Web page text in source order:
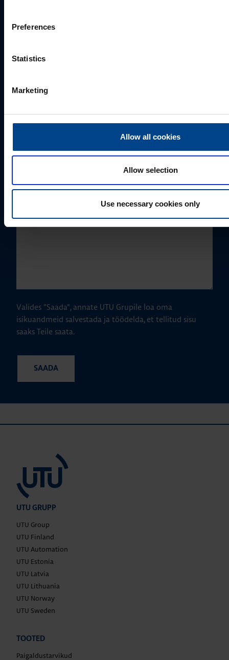
Preferences
Statistics
Marketing
Allow all cookies
Allow selection
Use necessary cookies only
Ettevõte
Telefoni number
Kuidas saame Teid aidata?
Valides "Saada", annate UTU Grupile loa oma
isikuandmeid salvestada ja töödelda, et tellitud sisu
saaks Teile saata.
UTU GRUPP
UTU Group
UTU Finland
UTU Automation
UTU Estonia
UTU Latvia
UTU Lithuania
UTU Norway
UTU Sweden
TOOTED
Paigaldustarvikud